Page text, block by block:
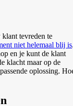
tevreden te
niet helemaal blij is
en je kunt de klant
klacht maar op de
oplossing.